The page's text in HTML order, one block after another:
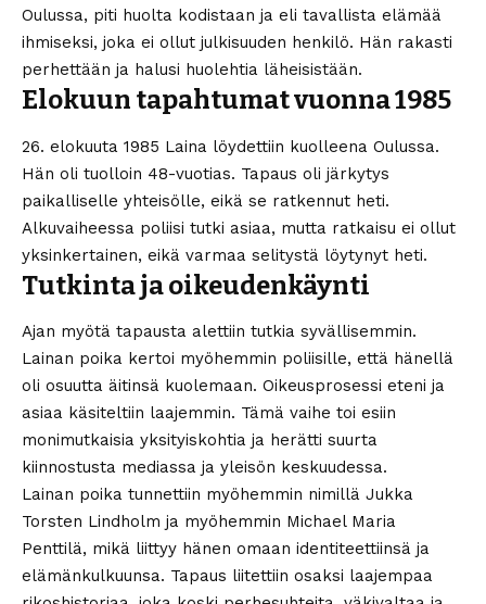
Oulussa, piti huolta kodistaan ja eli tavallista elämää
ihmiseksi, joka ei ollut julkisuuden henkilö. Hän rakasti
perhettään ja halusi huolehtia läheisistään.
Elokuun tapahtumat vuonna 1985
26. elokuuta 1985 Laina löydettiin kuolleena Oulussa.
Hän oli tuolloin 48-vuotias. Tapaus oli järkytys
paikalliselle yhteisölle, eikä se ratkennut heti.
Alkuvaiheessa poliisi tutki asiaa, mutta ratkaisu ei ollut
yksinkertainen, eikä varmaa selitystä löytynyt heti.
Tutkinta ja oikeudenkäynti
Ajan myötä tapausta alettiin tutkia syvällisemmin.
Lainan poika kertoi myöhemmin poliisille, että hänellä
oli osuutta äitinsä kuolemaan. Oikeusprosessi eteni ja
asiaa käsiteltiin laajemmin. Tämä vaihe toi esiin
monimutkaisia yksityiskohtia ja herätti suurta
kiinnostusta mediassa ja yleisön keskuudessa.
Lainan poika tunnettiin myöhemmin nimillä Jukka
Torsten Lindholm ja myöhemmin Michael Maria
Penttilä, mikä liittyy hänen omaan identiteettiinsä ja
elämänkulkuunsa. Tapaus liitettiin osaksi laajempaa